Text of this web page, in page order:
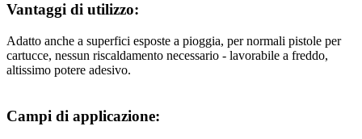
Vantaggi di utilizzo:
Adatto anche a superfici esposte a pioggia, per normali pistole per
cartucce, nessun riscaldamento necessario - lavorabile a freddo,
altissimo potere adesivo.
Campi di applicazione: